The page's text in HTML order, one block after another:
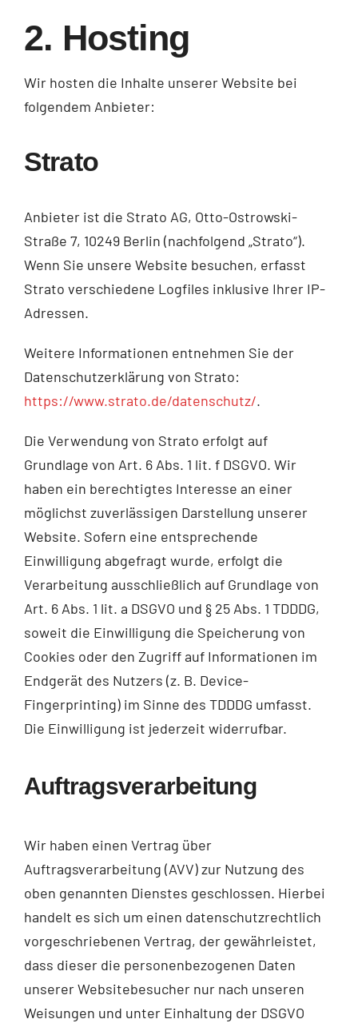
2. Hosting
Wir hosten die Inhalte unserer Website bei
folgendem Anbieter:
Strato
Anbieter ist die Strato AG, Otto-Ostrowski-
Straße 7, 10249 Berlin (nachfolgend „Strato“).
Wenn Sie unsere Website besuchen, erfasst
Strato verschiedene Logfiles inklusive Ihrer IP-
Adressen.
Weitere Informationen entnehmen Sie der
Datenschutzerklärung von Strato:
https://www.strato.de/datenschutz/.
Die Verwendung von Strato erfolgt auf
Grundlage von Art. 6 Abs. 1 lit. f DSGVO. Wir
haben ein berechtigtes Interesse an einer
möglichst zuverlässigen Darstellung unserer
Website. Sofern eine entsprechende
Einwilligung abgefragt wurde, erfolgt die
Verarbeitung ausschließlich auf Grundlage von
Art. 6 Abs. 1 lit. a DSGVO und § 25 Abs. 1 TDDDG,
soweit die Einwilligung die Speicherung von
Cookies oder den Zugriff auf Informationen im
Endgerät des Nutzers (z. B. Device-
Fingerprinting) im Sinne des TDDDG umfasst.
Die Einwilligung ist jederzeit widerrufbar.
Auftragsverarbeitung
Wir haben einen Vertrag über
Auftragsverarbeitung (AVV) zur Nutzung des
oben genannten Dienstes geschlossen. Hierbei
handelt es sich um einen datenschutzrechtlich
vorgeschriebenen Vertrag, der gewährleistet,
dass dieser die personenbezogenen Daten
unserer Websitebesucher nur nach unseren
Weisungen und unter Einhaltung der DSGVO